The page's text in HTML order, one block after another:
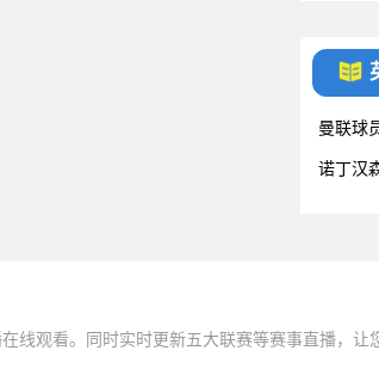
曼联球
诺丁汉
线观看。同时实时更新五大联赛等赛事直播，让